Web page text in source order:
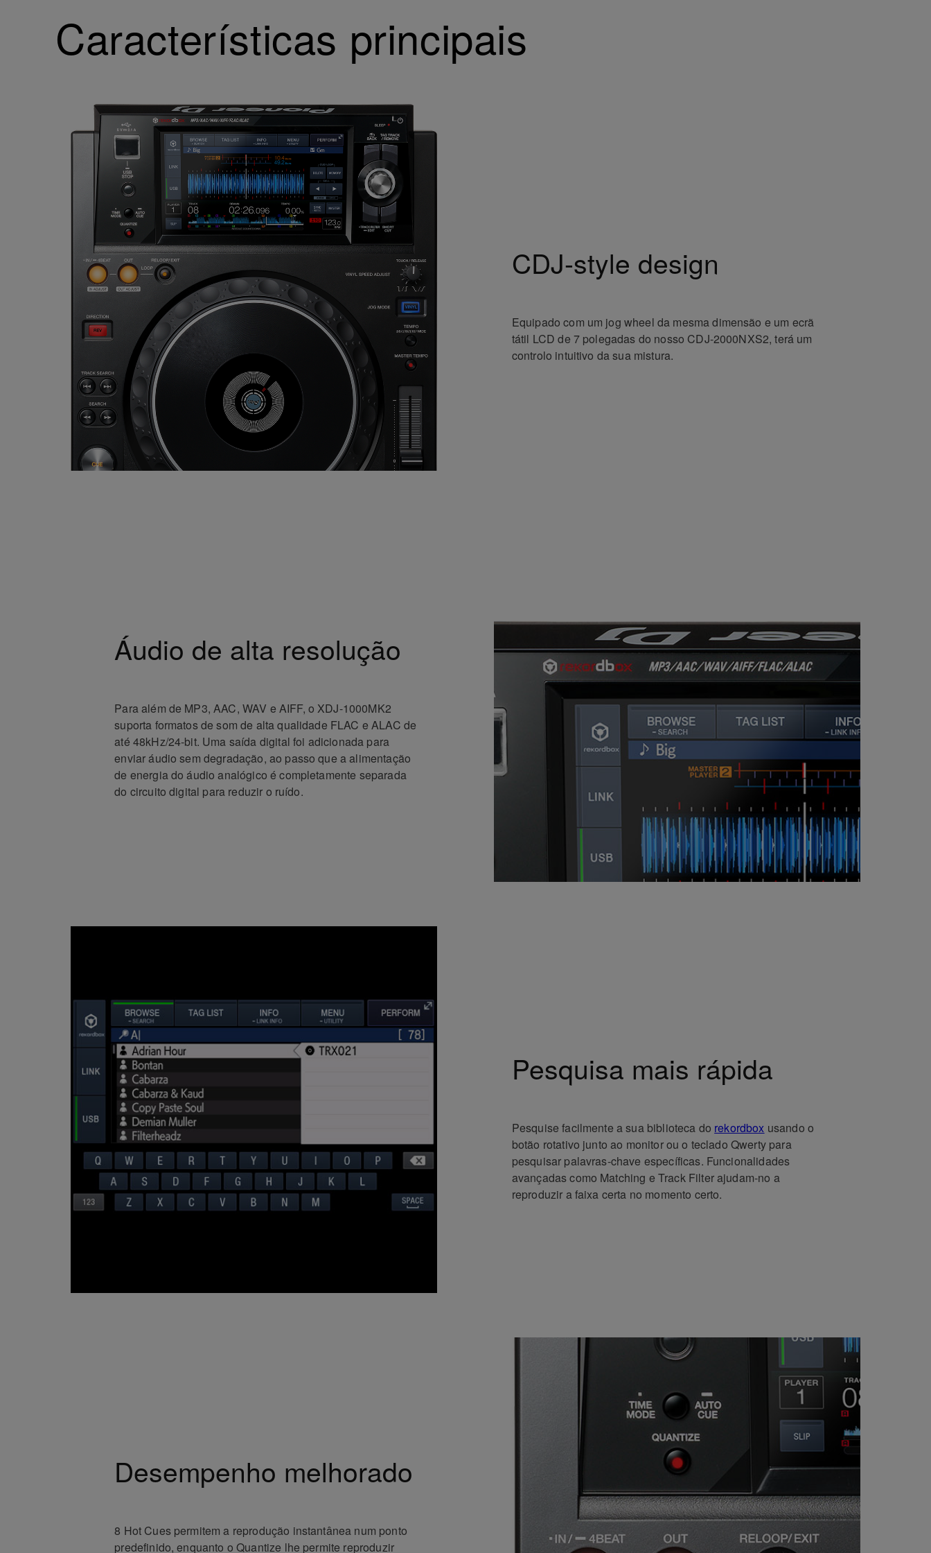
Características principais
CDJ-style design
Equipado com um jog wheel da mesma dimensão e um ecrã
tátil LCD de 7 polegadas do nosso CDJ-2000NXS2, terá um
controlo intuitivo da sua mistura.
Áudio de alta resolução
Para além de MP3, AAC, WAV e AIFF, o XDJ-1000MK2
suporta formatos de som de alta qualidade FLAC e ALAC de
até 48kHz/24-bit. Uma saída digital foi adicionada para
enviar áudio sem degradação, ao passo que a alimentação
de energia do áudio analógico é completamente separada
do circuito digital para reduzir o ruído.
Pesquisa mais rápida
Pesquise facilmente a sua biblioteca do rekordbox usando o
botão rotativo junto ao monitor ou o teclado Qwerty para
pesquisar palavras-chave específicas. Funcionalidades
avançadas como Matching e Track Filter ajudam-no a
reproduzir a faixa certa no momento certo.
Desempenho melhorado
8 Hot Cues permitem a reprodução instantânea num ponto
predefinido, enquanto o Quantize lhe permite reproduzir